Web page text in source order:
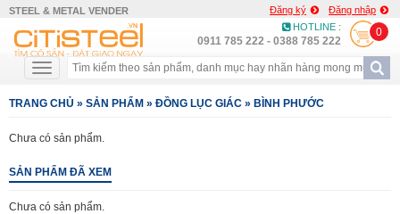
STEEL & METAL VENDER Đăng ký
Đăng nhập
HOTLINE :
0911 785 222 - 0388 785 222
0
TRANG CHỦ » SẢN PHẨM » ĐỒNG LỤC GIÁC » BÌNH PHƯỚC
Chưa có sản phẩm.
SẢN PHẨM ĐÃ XEM
Chưa có sản phẩm.